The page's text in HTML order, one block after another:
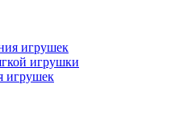
игрушек
игрушки
игрушек